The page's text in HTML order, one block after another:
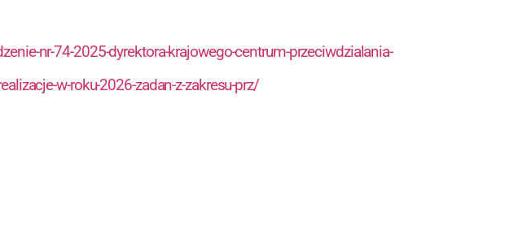
nr-74-2025-dyrektora-krajowego-centrum-przeciwdzialania-
w-roku-2026-zadan-z-zakresu-prz/